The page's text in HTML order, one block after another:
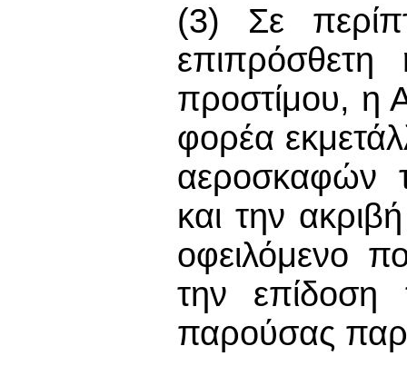
(3) Σε
επιπρόσθετη
προστίμου, η
φορέα
αεροσκαφών
και την
οφειλόμενο
την επίδοση
παρούσας